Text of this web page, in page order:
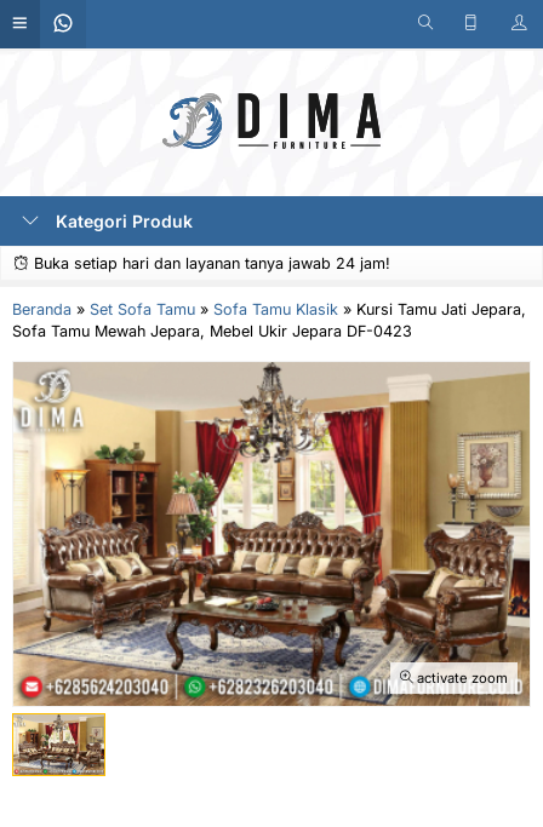
Kategori Produk
Buka setiap hari dan layanan tanya jawab 24 jam!
Beranda » Set Sofa Tamu » Sofa Tamu Klasik » Kursi Tamu Jati Jepara,
Sofa Tamu Mewah Jepara, Mebel Ukir Jepara DF-0423
activate zoom